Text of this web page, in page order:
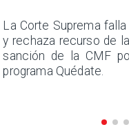
La Corte Suprema
y rechaza recurso de
sanción de la CMF
programa Quédate.